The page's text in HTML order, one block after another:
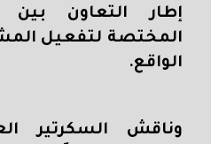
إطار التعاون بين
المختصة لتفعيل
الواقع.
وناقش السكرتير